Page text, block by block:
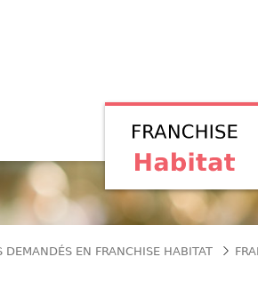
DEMANDÉS EN FRANCHISE HABITAT